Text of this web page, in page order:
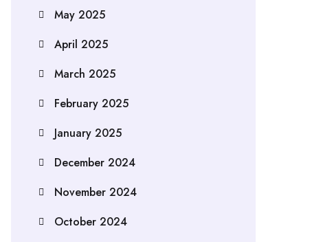
May 2025
April 2025
March 2025
February 2025
January 2025
December 2024
November 2024
October 2024